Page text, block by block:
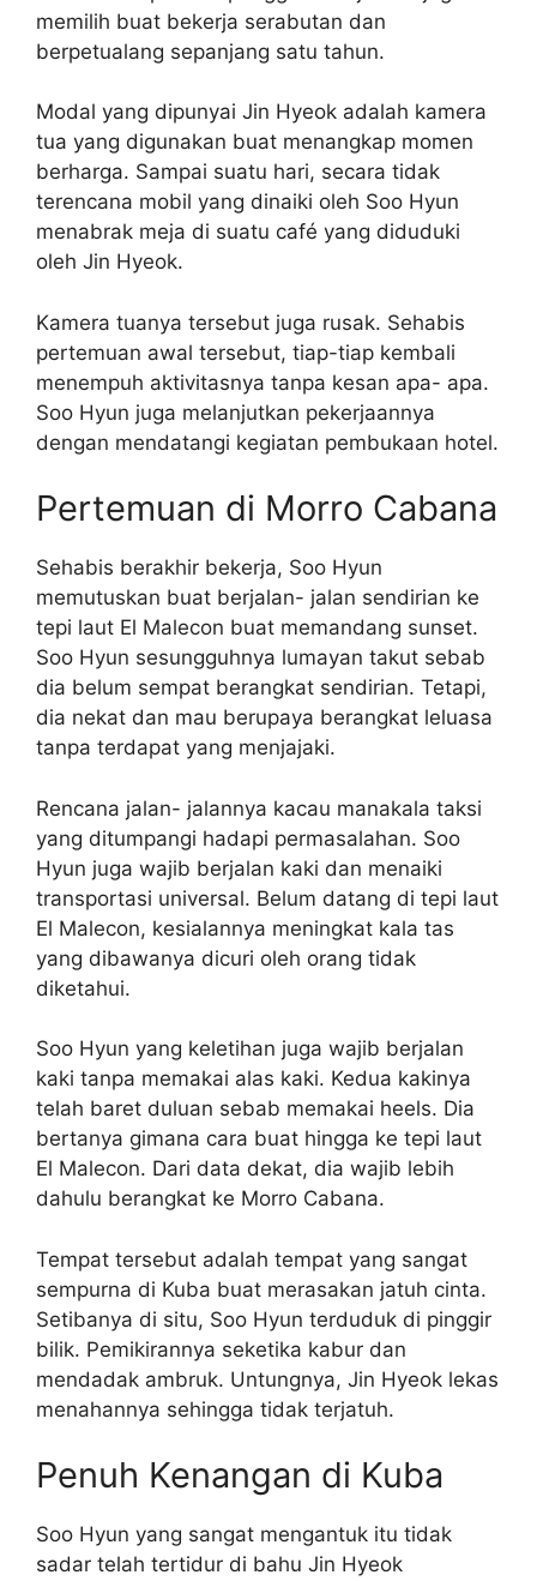
memilih buat bekerja serabutan dan
berpetualang sepanjang satu tahun.
Modal yang dipunyai Jin Hyeok adalah kamera
tua yang digunakan buat menangkap momen
berharga. Sampai suatu hari, secara tidak
terencana mobil yang dinaiki oleh Soo Hyun
menabrak meja di suatu café yang diduduki
oleh Jin Hyeok.
Kamera tuanya tersebut juga rusak. Sehabis
pertemuan awal tersebut, tiap-tiap kembali
menempuh aktivitasnya tanpa kesan apa- apa.
Soo Hyun juga melanjutkan pekerjaannya
dengan mendatangi kegiatan pembukaan hotel.
Pertemuan di Morro Cabana
Sehabis berakhir bekerja, Soo Hyun
memutuskan buat berjalan- jalan sendirian ke
tepi laut El Malecon buat memandang sunset.
Soo Hyun sesungguhnya lumayan takut sebab
dia belum sempat berangkat sendirian. Tetapi,
dia nekat dan mau berupaya berangkat leluasa
tanpa terdapat yang menjajaki.
Rencana jalan- jalannya kacau manakala taksi
yang ditumpangi hadapi permasalahan. Soo
Hyun juga wajib berjalan kaki dan menaiki
transportasi universal. Belum datang di tepi laut
El Malecon, kesialannya meningkat kala tas
yang dibawanya dicuri oleh orang tidak
diketahui.
Soo Hyun yang keletihan juga wajib berjalan
kaki tanpa memakai alas kaki. Kedua kakinya
telah baret duluan sebab memakai heels. Dia
bertanya gimana cara buat hingga ke tepi laut
El Malecon. Dari data dekat, dia wajib lebih
dahulu berangkat ke Morro Cabana.
Tempat tersebut adalah tempat yang sangat
sempurna di Kuba buat merasakan jatuh cinta.
Setibanya di situ, Soo Hyun terduduk di pinggir
bilik. Pemikirannya seketika kabur dan
mendadak ambruk. Untungnya, Jin Hyeok lekas
menahannya sehingga tidak terjatuh.
Penuh Kenangan di Kuba
Soo Hyun yang sangat mengantuk itu tidak
sadar telah tertidur di bahu Jin Hyeok